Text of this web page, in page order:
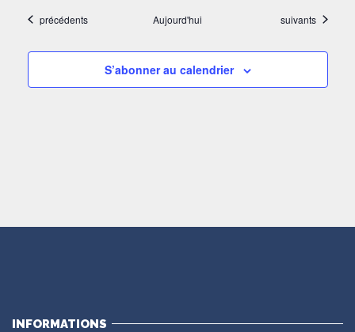
Évènements
précédents Aujourd'hui Évènements
suivants
S’abonner au calendrier
INFORMATIONS